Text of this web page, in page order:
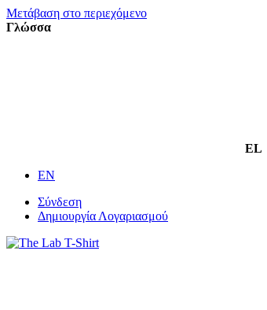
Μετάβαση στο περιεχόμενο
Γλώσσα
EL
EN
Σύνδεση
Δημιουργία Λογαριασμού